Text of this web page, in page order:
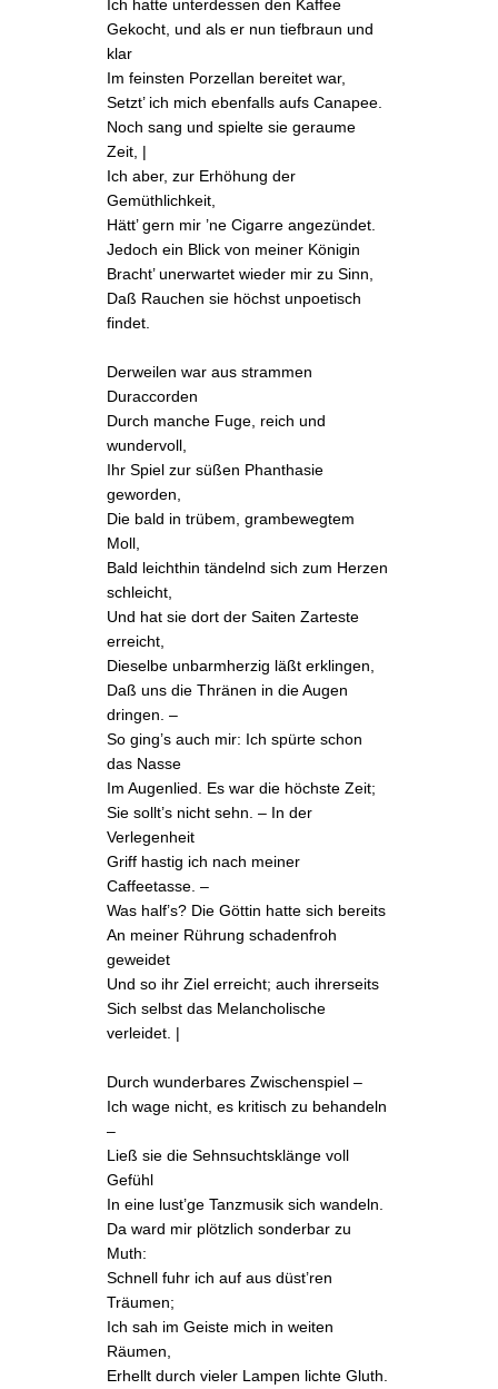
Ich hatte unterdessen den Kaffee
Gekocht, und als er nun tiefbraun und
klar
Im feinsten Porzellan bereitet war,
Setzt’ ich mich ebenfalls aufs Canapee.
Noch sang und spielte sie geraume
Zeit, |
Ich aber, zur Erhöhung der
Gemüthlichkeit,
Hätt’ gern mir ’ne Cigarre angezündet.
Jedoch ein Blick von meiner Königin
Bracht’ unerwartet wieder mir zu Sinn,
Daß Rauchen sie höchst unpoetisch
findet.
Derweilen war aus strammen
Duraccorden
Durch manche Fuge, reich und
wundervoll,
Ihr Spiel zur süßen Phanthasie
geworden,
Die bald in trübem, grambewegtem
Moll,
Bald leichthin tändelnd sich zum Herzen
schleicht,
Und hat sie dort der Saiten Zarteste
erreicht,
Dieselbe unbarmherzig läßt erklingen,
Daß uns die Thränen in die Augen
dringen. –
So ging’s auch mir: Ich spürte schon
das Nasse
Im Augenlied. Es war die höchste Zeit;
Sie sollt’s nicht sehn. – In der
Verlegenheit
Griff hastig ich nach meiner
Caffeetasse. –
Was half’s? Die Göttin hatte sich bereits
An meiner Rührung schadenfroh
geweidet
Und so ihr Ziel erreicht; auch ihrerseits
Sich selbst das Melancholische
verleidet. |
Durch wunderbares Zwischenspiel –
Ich wage nicht, es kritisch zu behandeln
–
Ließ sie die Sehnsuchtsklänge voll
Gefühl
In eine lust’ge Tanzmusik sich wandeln.
Da ward mir plötzlich sonderbar zu
Muth:
Schnell fuhr ich auf aus düst’ren
Träumen;
Ich sah im Geiste mich in weiten
Räumen,
Erhellt durch vieler Lampen lichte Gluth.